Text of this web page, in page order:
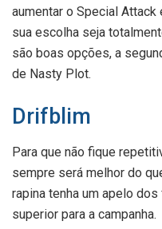
aumentar o Special Attack
sua escolha seja
são boas opções, a
de Nasty Plot.
Drifblim
Para que não fique
sempre será melhor do
rapina tenha um apelo
superior para a campanha.